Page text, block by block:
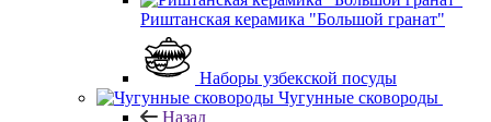
Риштанская керамика "Большой гранат"
Наборы узбекской посуды
Чугунные сковороды
Назад